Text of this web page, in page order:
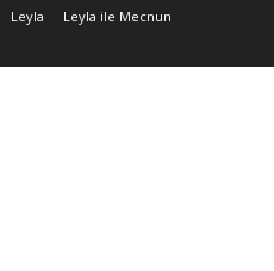
Leyla
Leyla ile Mecnun